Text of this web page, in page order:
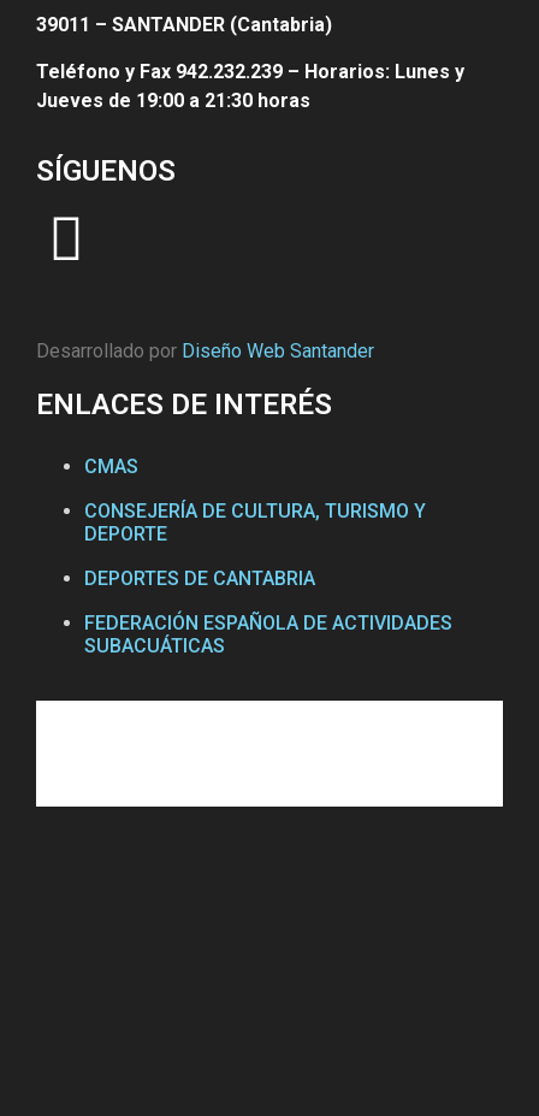
39011 – SANTANDER (Cantabria)
Teléfono y Fax 942.232.239 – Horarios: Lunes y
Jueves de 19:00 a 21:30 horas
SÍGUENOS
Desarrollado por Diseño Web Santander
ENLACES DE INTERÉS
CMAS
CONSEJERÍA DE CULTURA, TURISMO Y
DEPORTE
DEPORTES DE CANTABRIA
FEDERACIÓN ESPAÑOLA DE ACTIVIDADES
SUBACUÁTICAS